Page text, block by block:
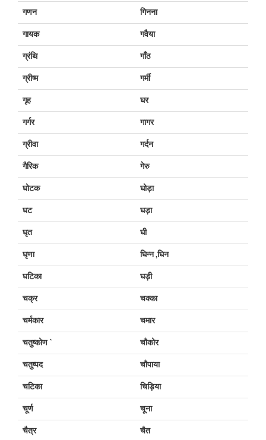
गणन गिनना
गायक गवैया
ग्रंथि गाँठ
ग्रीष्म गर्मी
गृह घर
गर्गर गागर
ग्रीवा गर्दन
गैरिक गेरु
घोटक घोड़ा
घट घड़ा
घृत घी
घृणा घिन्न ,घिन
घटिका घड़ी
चक्र चक्का
चर्मकार चमार
चतुष्कोण ` चौकोर
चतुष्पद चौपाया
चटिका चिड़िया
चूर्ण चूना
चैत्र चैत